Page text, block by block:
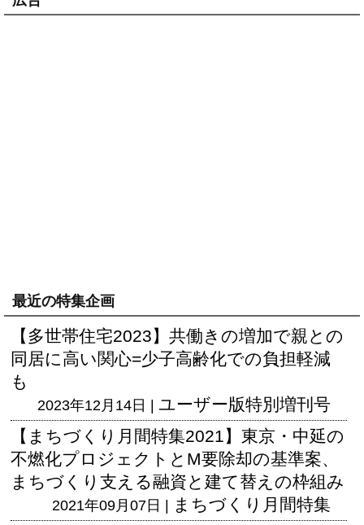
最近の特集企画
【多世帯住宅2023】共働きの増加で親との
同居に高い関心=少子高齢化での負担軽減
も
2023年12月14日 | ユーザー版特別増刊号
【まちづくり月間特集2021】東京・中延の
不燃化プロジェクトとM要除却の基準案、
まちづくり支える融資と建て替えの枠組み
2021年09月07日 | まちづくり月間特集